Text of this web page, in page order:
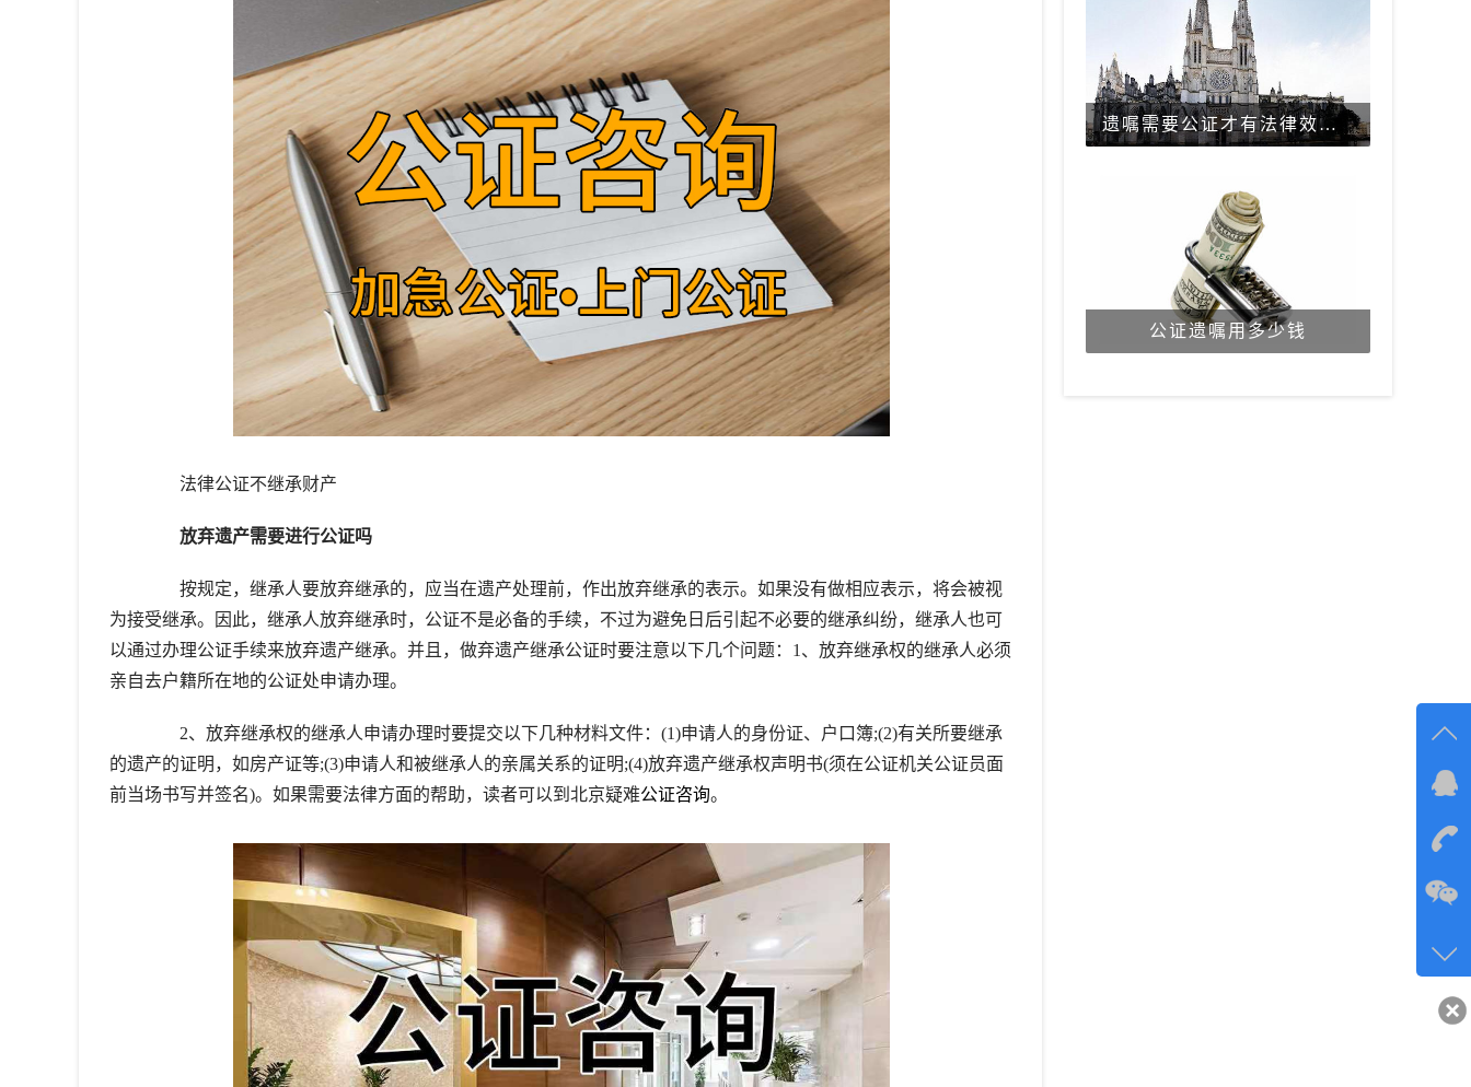
法律公证不继承财产
放弃遗产需要进行公证吗
按规定，继承人要放弃继承的，应当在遗产处理前，作出放弃继承的表示。如果没有做相应表示，将会被视
为接受继承。因此，继承人放弃继承时，公证不是必备的手续，不过为避免日后引起不必要的继承纠纷，继承人也可
以通过办理公证手续来放弃遗产继承。并且，做弃遗产继承公证时要注意以下几个问题：1、放弃继承权的继承人必须
亲自去户籍所在地的公证处申请办理。
2、放弃继承权的继承人申请办理时要提交以下几种材料文件：(1)申请人的身份证、户口簿;(2)有关所要继承
的遗产的证明，如房产证等;(3)申请人和被继承人的亲属关系的证明;(4)放弃遗产继承权声明书(须在公证机关公证员面
前当场书写并签名)。如果需要法律方面的帮助，读者可以到北京疑难公证咨询。
遗嘱需要公证才有法律效力吗？
公证遗嘱用多少钱
在线
咨询
客服